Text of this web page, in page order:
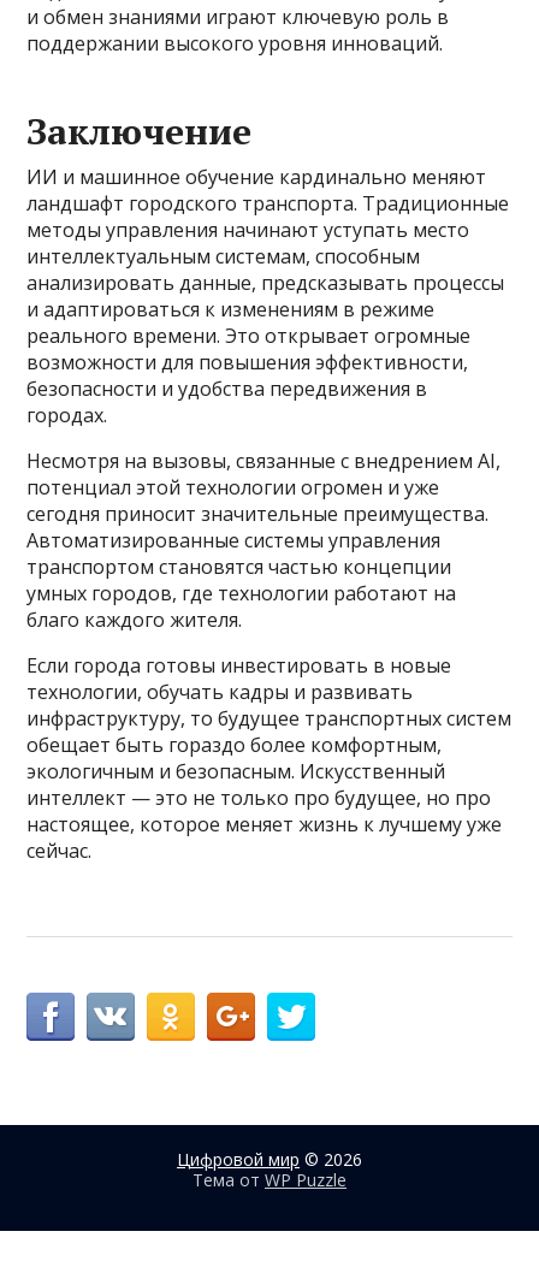
и обмен знаниями играют ключевую роль в
поддержании высокого уровня инноваций.
Заключение
ИИ и машинное обучение кардинально меняют
ландшафт городского транспорта. Традиционные
методы управления начинают уступать место
интеллектуальным системам, способным
анализировать данные, предсказывать процессы
и адаптироваться к изменениям в режиме
реального времени. Это открывает огромные
возможности для повышения эффективности,
безопасности и удобства передвижения в
городах.
Несмотря на вызовы, связанные с внедрением AI,
потенциал этой технологии огромен и уже
сегодня приносит значительные преимущества.
Автоматизированные системы управления
транспортом становятся частью концепции
умных городов, где технологии работают на
благо каждого жителя.
Если города готовы инвестировать в новые
технологии, обучать кадры и развивать
инфраструктуру, то будущее транспортных систем
обещает быть гораздо более комфортным,
экологичным и безопасным. Искусственный
интеллект — это не только про будущее, но про
настоящее, которое меняет жизнь к лучшему уже
сейчас.
Цифровой мир © 2026
Тема от WP Puzzle